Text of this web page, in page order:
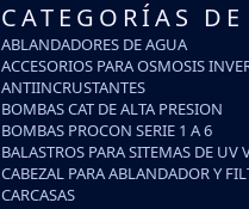
CATEGORÍAS
ABLANDADORES DE AGUA
ACCESORIOS PARA OSMOSIS
ANTIINCRUSTANTES
BOMBAS CAT DE ALTA PRESION
BOMBAS PROCON SERIE 1 A 6
BALASTROS PARA SITEMAS DE UV
CABEZAL PARA ABLANDADOR Y
CARCASAS